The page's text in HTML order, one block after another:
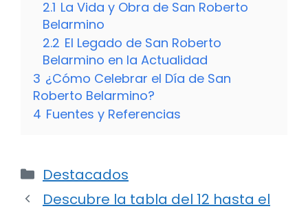
2.1 La Vida y Obra de San Roberto
Belarmino
2.2 El Legado de San Roberto
Belarmino en la Actualidad
3 ¿Cómo Celebrar el Día de San
Roberto Belarmino?
4 Fuentes y Referencias
Categorías
Destacados
Descubre la tabla del 12 hasta el